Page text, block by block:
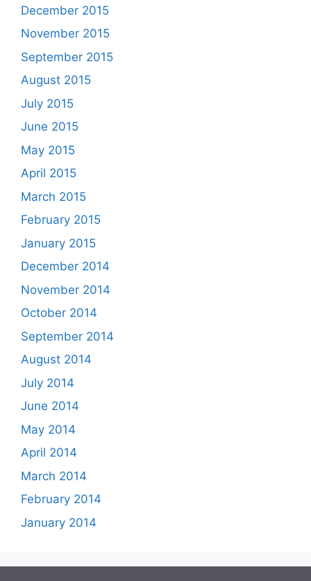
December 2015
November 2015
September 2015
August 2015
July 2015
June 2015
May 2015
April 2015
March 2015
February 2015
January 2015
December 2014
November 2014
October 2014
September 2014
August 2014
July 2014
June 2014
May 2014
April 2014
March 2014
February 2014
January 2014